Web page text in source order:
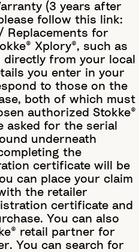
(3 years after
follow this link:
for
Xplory®, such as
from your local
you enter in your
to those on the
both of which must
authorized Stokke®
asked for the serial
underneath
the
certificate will be
can place your claim
the retailer
certificate and
You can also
retail partner for
You can search for